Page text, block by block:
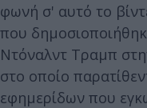
φωνή σ' αυτό το
που
Ντόναλντ Τραμπ
στο οποίο
εφημερίδων που